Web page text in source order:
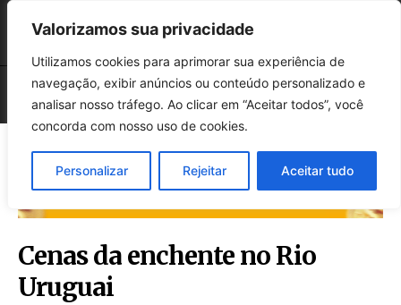
Valorizamos sua privacidade
Utilizamos cookies para aprimorar sua experiência de
navegação, exibir anúncios ou conteúdo personalizado e
analisar nosso tráfego. Ao clicar em “Aceitar todos”, você
concorda com nosso uso de cookies.
Personalizar Rejeitar Aceitar tudo
Cenas da enchente no Rio
Uruguai